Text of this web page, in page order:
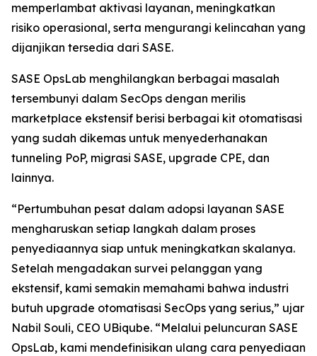
memperlambat aktivasi layanan, meningkatkan
risiko operasional, serta mengurangi kelincahan yang
dijanjikan tersedia dari SASE.
SASE OpsLab menghilangkan berbagai masalah
tersembunyi dalam SecOps dengan merilis
marketplace ekstensif berisi berbagai kit otomatisasi
yang sudah dikemas untuk menyederhanakan
tunneling PoP, migrasi SASE, upgrade CPE, dan
lainnya.
“Pertumbuhan pesat dalam adopsi layanan SASE
mengharuskan setiap langkah dalam proses
penyediaannya siap untuk meningkatkan skalanya.
Setelah mengadakan survei pelanggan yang
ekstensif, kami semakin memahami bahwa industri
butuh upgrade otomatisasi SecOps yang serius,” ujar
Nabil Souli, CEO UBiqube. “Melalui peluncuran SASE
OpsLab, kami mendefinisikan ulang cara penyediaan